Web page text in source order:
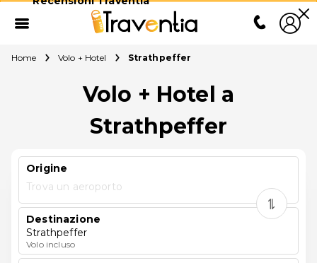
Home Volo + Hotel Strathpeffer
Volo + Hotel a
Strathpeffer
Origine
Trova un aeroporto
Destinazione
Strathpeffer
Volo incluso